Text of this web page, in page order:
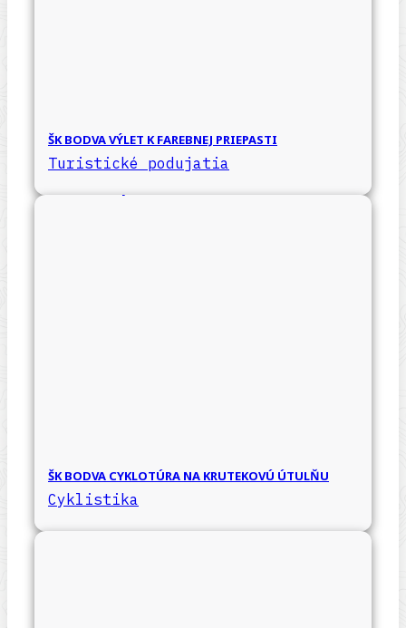
ŠK BODVA VÝLET K FAREBNEJ PRIEPASTI
Turistické podujatia
ŠK BODVA CYKLOTÚRA NA KRUTEKOVÚ ÚTULŇU
Cyklistika